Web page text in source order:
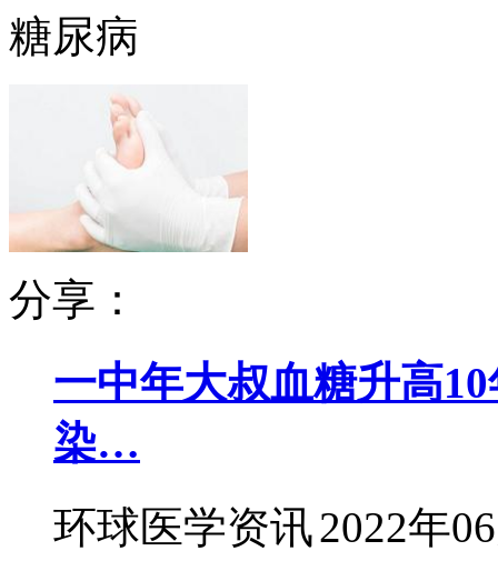
糖尿病
分享：
一中年大叔血糖升高
染…
环球医学资讯2022年